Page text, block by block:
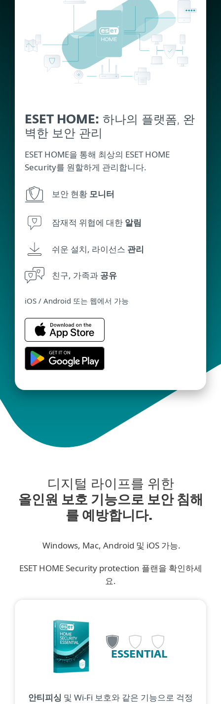
ESET HOME: 하나의 플랫폼, 완
벽한 보안 관리
ESET HOME을 통해 최상의 ESET HOME
Security를 원할하게 관리합니다.
보안 현황 모니터
잠재적 위협에 대한 알림
쉬운 설치, 라이선스 관리
친구, 가족과 공유
iOS / Android 또는 웹에서 가능
디지털 라이프를 위한
올인원 보호 기능으로 보안 침해
를 예방합니다.
Windows, Mac, Android 및 iOS 가능.
ESET HOME Security protection 플랜을 확인하세
요.
ESSENTIAL
안티피싱 및 Wi-Fi 보호와 같은 기능으로 걱정